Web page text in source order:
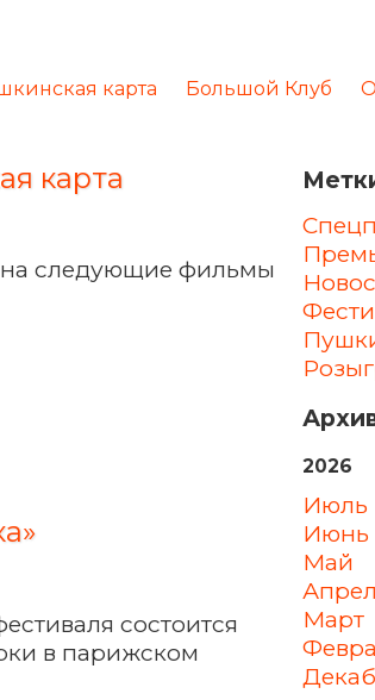
карта Большой Клуб
карта
на следующие фильмы
состоится
в парижском
2026
июль
июнь
май
март